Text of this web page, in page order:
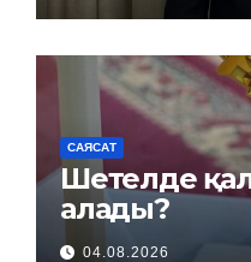
САЯСАТ
Шетелде
алады?
04.08.2026